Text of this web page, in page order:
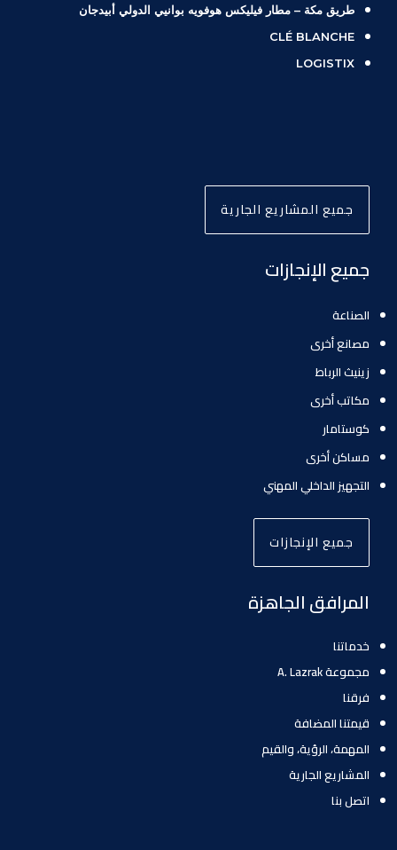
طريق مكة – مطار فيليكس هوفويه بوانيي الدولي أبيدجان
CLÉ BLANCHE
LOGISTIX
جميع المشاريع الجارية
جميع الإنجازات
الصناعة
مصانع أخرى
زينيث الرباط
مكاتب أخرى
كوستامار
مساكن أخرى
التجهيز الداخلي المهني
جميع الإنجازات
المرافق الجاهزة
خدماتنا
مجموعة A. Lazrak
فرقنا
قيمتنا المضافة
المهمة، الرؤية، والقيم
المشاريع الجارية
اتصل بنا